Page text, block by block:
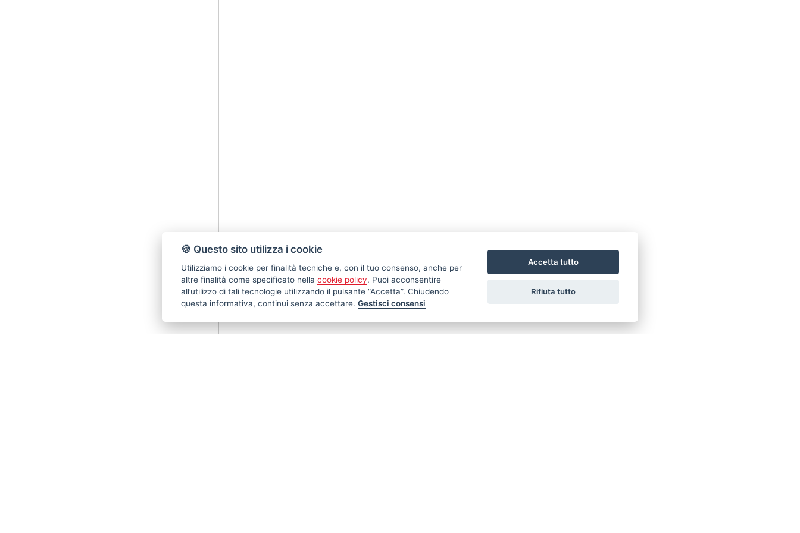
🍪 Questo sito utilizza i cookie
Utilizziamo i cookie per finalità tecniche e, con il tuo consenso, anche per
altre finalità come specificato nella cookie policy. Puoi acconsentire
all’utilizzo di tali tecnologie utilizzando il pulsante “Accetta”. Chiudendo
questa informativa, continui senza accettare. Gestisci consensi
Accetta tutto
Rifiuta tutto